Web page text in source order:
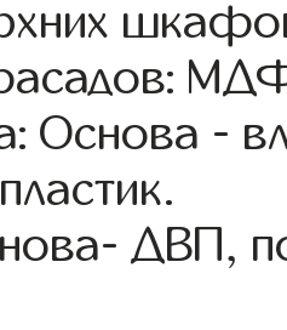
Основа -
ДВП,